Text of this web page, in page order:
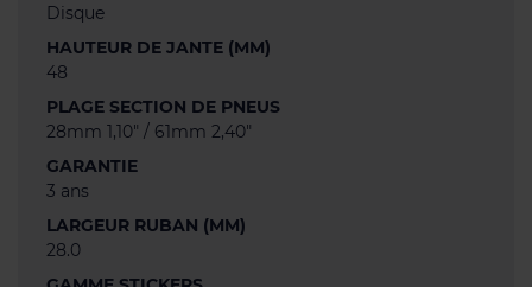
Disque
HAUTEUR DE JANTE (MM)
48
PLAGE SECTION DE PNEUS
28mm 1,10" / 61mm 2,40"
GARANTIE
3 ans
LARGEUR RUBAN (MM)
28.0